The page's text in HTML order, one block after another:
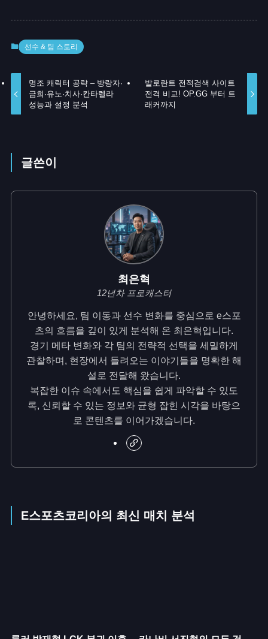
선수 & 팀 스토리
명조 캐릭터 공략 – 방랑자·
금희·유노·치사·칸타렐라
성능과 설정 분석
발로란트 전적검색 사이트
전격 비교! OP.GG 부터 트
래커까지
글쓴이
최은혁
12년차 프로캐스터
안녕하세요, 팀 이동과 선수 변화를 중심으로 e스포
츠의 흐름을 깊이 있게 분석해 온 최은혁입니다.
경기 메타 변화와 각 팀의 전략적 선택을 세밀하게
관찰하며, 현장에서 들려오는 이야기들을 명확한 해
설로 전달해 왔습니다.
복잡한 이슈 속에서도 핵심을 쉽게 파악할 수 있도
록, 신뢰할 수 있는 정보와 균형 잡힌 시각을 바탕으
로 콘텐츠를 이어가겠습니다.
E스포츠코리아의 최신 매치 분석